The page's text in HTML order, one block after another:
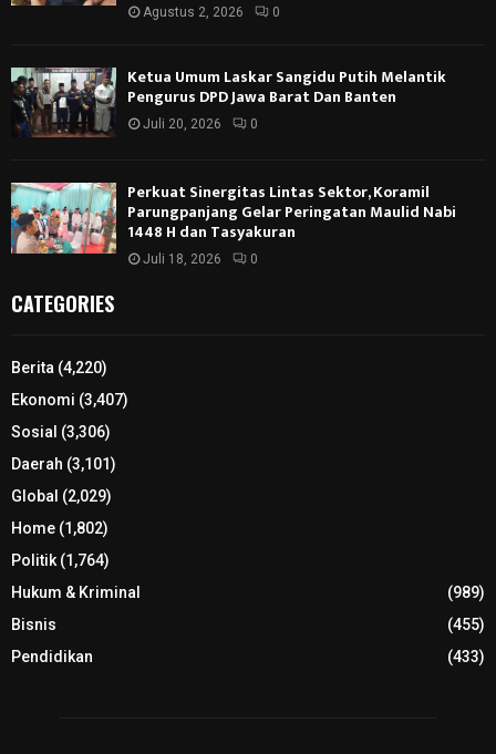
Agustus 2, 2026 0
Ketua Umum Laskar Sangidu Putih Melantik
Pengurus DPD Jawa Barat Dan Banten
Juli 20, 2026 0
Perkuat Sinergitas Lintas Sektor, Koramil
Parungpanjang Gelar Peringatan Maulid Nabi
1448 H dan Tasyakuran
Juli 18, 2026 0
CATEGORIES
Berita (4,220)
Ekonomi (3,407)
Sosial (3,306)
Daerah (3,101)
Global (2,029)
Home (1,802)
Politik(1,764)
Hukum & Kriminal
(989)
Bisnis
(455)
Pendidikan
(433)